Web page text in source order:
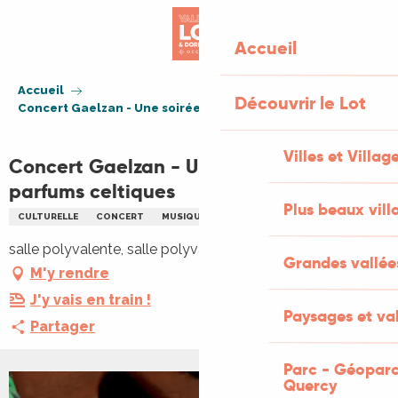
Accueil
Découvrir le Lot
Villes et
Plus beaux
Grandes
Paysages et
Parc -
Quercy
Accueil
Concert Gaelzan - Une soirée aux parfums celtiques
Concert Gaelzan - Une soirée aux
parfums celtiques
CULTURELLE CONCERT MUSIQUE DU MONDE MUSIQUE SACRÉE
salle polyvalente, salle polyvalente, 46400 Frayssinhes
M'y rendre
J'y vais en train !
Partager